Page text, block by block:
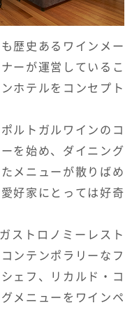
歴史あるワインメー
ーが運営しているこ
ホテルをコンセプト
ルトガルワインのコ
を始め、ダイニング
メニューが散りばめ
好家にとっては好奇
ストロノミーレスト
ンテンポラリーなフ
ェフ、リカルド・コ
メニューをワインペ